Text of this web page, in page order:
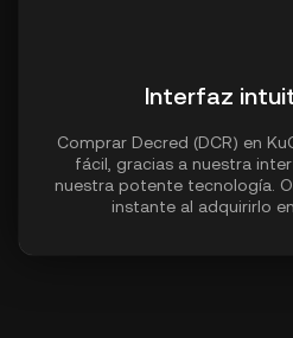
Interfaz
Comprar Decred (DCR) en
fácil, gracias a nuestra
nuestra potente tecnología.
instante al adquirirlo